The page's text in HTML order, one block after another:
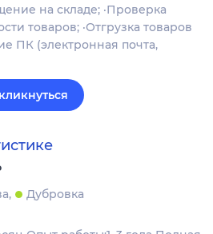
на складе; ·Проверка
товаров; ·Отгрузка товаров
ПК (электронная почта,
Дубровка